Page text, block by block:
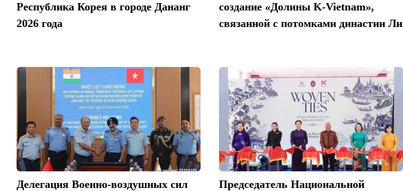
Республика Корея в городе Дананг
2026 года
создание «Долины K-Vietnam»,
связанной с потомками династии Ли
Делегация Военно-воздушных сил
Председатель Национальной